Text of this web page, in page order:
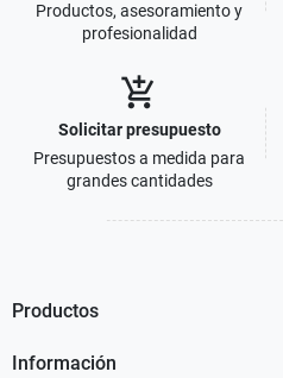
Productos, asesoramiento y
profesionalidad
add_shopping_cart
Solicitar presupuesto
Presupuestos a medida para
grandes cantidades
Productos
Información